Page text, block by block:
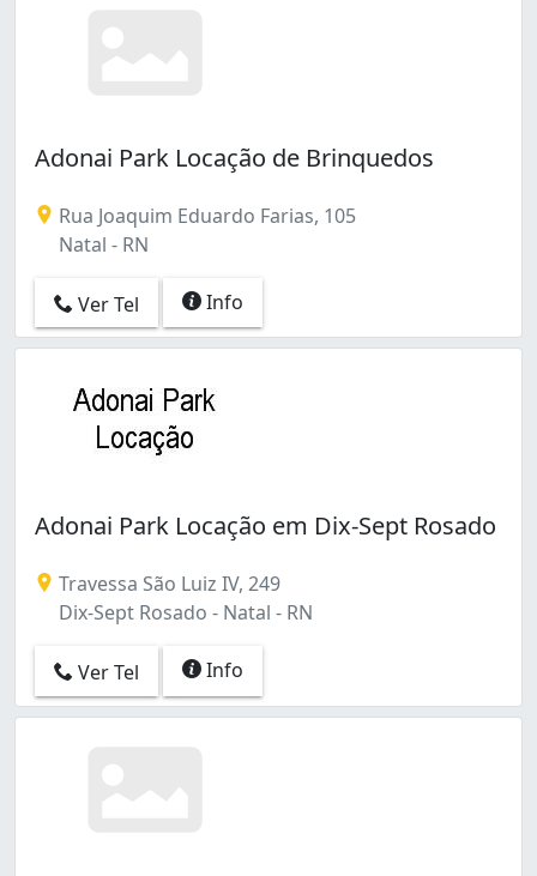
Adonai Park Locação de Brinquedos
Rua Joaquim Eduardo Farias, 105
Natal - RN
Ver Tel Info
Adonai Park Locação em Dix-Sept Rosado
Travessa São Luiz IV, 249
Dix-Sept Rosado - Natal - RN
Ver Tel Info